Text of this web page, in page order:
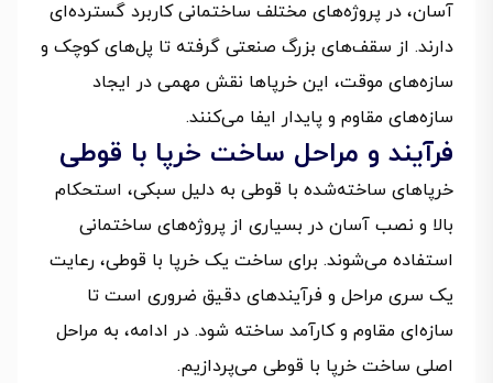
آسان، در پروژه‌های مختلف ساختمانی کاربرد گسترده‌ای
دارند. از سقف‌های بزرگ صنعتی گرفته تا پل‌های کوچک و
سازه‌های موقت، این خرپاها نقش مهمی در ایجاد
سازه‌های مقاوم و پایدار ایفا می‌کنند.
فرآیند و مراحل ساخت خرپا با قوطی
خرپاهای ساخته‌شده با قوطی به دلیل سبکی، استحکام
بالا و نصب آسان در بسیاری از پروژه‌های ساختمانی
استفاده می‌شوند. برای ساخت یک خرپا با قوطی، رعایت
یک سری مراحل و فرآیندهای دقیق ضروری است تا
سازه‌ای مقاوم و کارآمد ساخته شود. در ادامه، به مراحل
اصلی ساخت خرپا با قوطی می‌پردازیم.